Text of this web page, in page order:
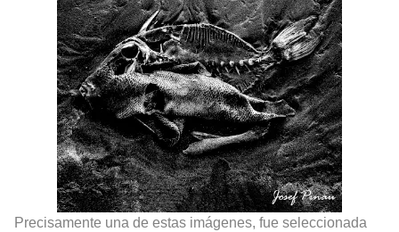
Precisamente una de estas imágenes, fue seleccionada